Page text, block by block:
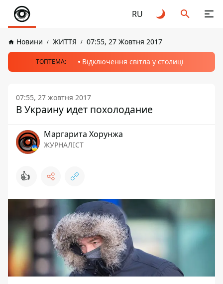
RU
Новини ЖИТТЯ 07:55, 27 Жовтня 2017
ТОПТЕМА: Відключення світла у столиці
07:55, 27 жовтня 2017
В Украину идет похолодание
Маргарита Хорунжа
ЖУРНАЛІСТ
👍